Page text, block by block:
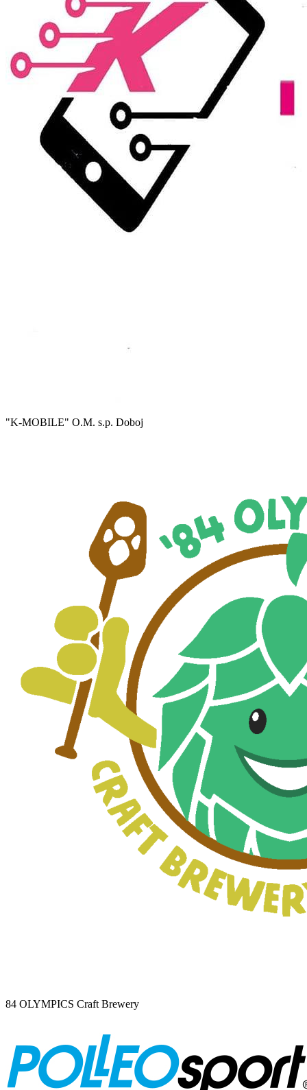
"K-MOBILE" O.M. s.p. Doboj
84 OLYMPICS Craft Brewery